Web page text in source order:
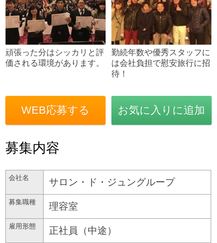
頑張った分はシッカリと評
価される環境があります。
勤続年数や優秀スタッフに
は会社負担で慰安旅行に招
待！
WEB応募する お気に入りに追加
募集内容
会社名 サロン・ド・ジュングループ
募集職種 理容室
雇用形態 正社員（中途）